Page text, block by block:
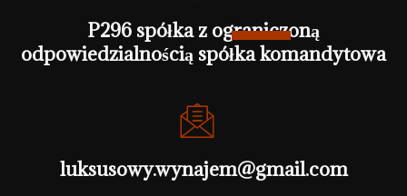
P296 spółka z ograniczoną
odpowiedzialnością spółka komandytowa
luksusowy.wynajem@gmail.com